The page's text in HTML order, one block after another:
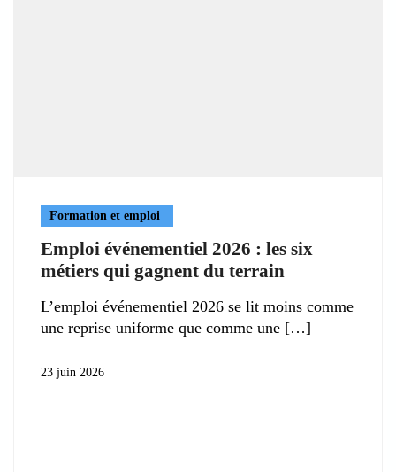
Formation et emploi
Emploi événementiel 2026 : les six
métiers qui gagnent du terrain
L’emploi événementiel 2026 se lit moins comme
une reprise uniforme que comme une
23 juin 2026